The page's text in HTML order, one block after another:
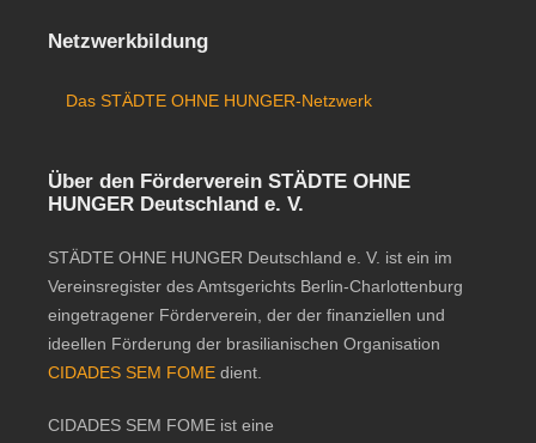
Netzwerkbildung
Das STÄDTE OHNE HUNGER-Netzwerk
Über den Förderverein STÄDTE OHNE
HUNGER Deutschland e. V.
STÄDTE OHNE HUNGER Deutschland e. V. ist ein im
Vereinsregister des Amtsgerichts Berlin-Charlottenburg
eingetragener Förderverein, der der finanziellen und
ideellen Förderung der brasilianischen Organisation
CIDADES SEM FOME dient.
CIDADES SEM FOME ist eine